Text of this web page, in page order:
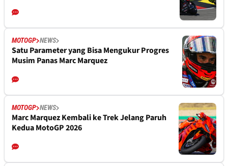
MOTOGP NEWS
Satu Parameter yang Bisa Mengukur Progres
Musim Panas Marc Marquez
MOTOGP NEWS
Marc Marquez Kembali ke Trek Jelang Paruh
Kedua MotoGP 2026